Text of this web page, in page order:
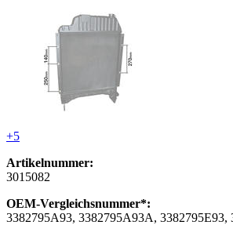
+5
Artikelnummer:
3015082
OEM-Vergleichsnummer*:
3382795A93, 3382795A93A,